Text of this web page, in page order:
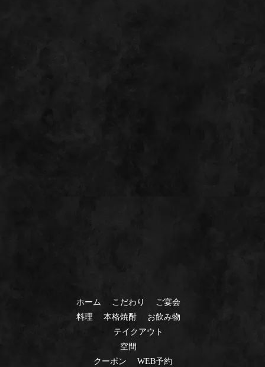
ホーム こだわり
ご宴会
料理
本格焼酎
お飲み物
テイクアウト
空間
クーポン
WEB予約